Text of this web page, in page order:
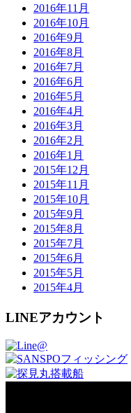
2016年11月
2016年10月
2016年9月
2016年8月
2016年7月
2016年6月
2016年5月
2016年4月
2016年3月
2016年2月
2016年1月
2015年12月
2015年11月
2015年10月
2015年9月
2015年8月
2015年7月
2015年6月
2015年5月
2015年4月
LINEアカウント